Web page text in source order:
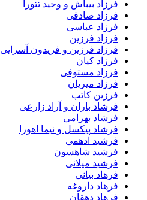
فرزاد بیباش و وحید تتورا
فرزاد صادقی
فرزاد عباسی
فرزاد فرزین
فرزاد فرزین و فریدون آسرایی
فرزاد کیان
فرزاد مستوفی
فرزاد میریان
فرزین کاتب
فرشاد باران و آراد زارعی
فرشاد بهرامی
فرشاد پیکسل و نیما اهورا
فرشید ادهمی
فرشید شاهسون
فرشید میلانی
فرهاد بیانی
فرهاد داروغه
فرهاد دهقان